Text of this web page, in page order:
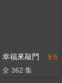
9.5
幸福來敲門
全 362 集